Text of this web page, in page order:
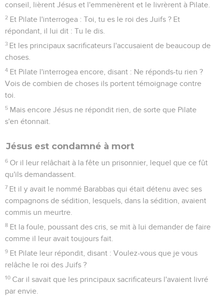
conseil, lièrent Jésus et l'emmenèrent et le livrèrent à Pilate.
2 Et Pilate l'interrogea : Toi, tu es le roi des Juifs ? Et
répondant, il lui dit : Tu le dis.
3 Et les principaux sacrificateurs l'accusaient de beaucoup de
choses.
4 Et Pilate l'interrogea encore, disant : Ne réponds-tu rien ?
Vois de combien de choses ils portent témoignage contre
toi.
5 Mais encore Jésus ne répondit rien, de sorte que Pilate
s'en étonnait.
Jésus est condamné à mort
6 Or il leur relâchait à la fête un prisonnier, lequel que ce fût
qu'ils demandassent.
7 Et il y avait le nommé Barabbas qui était détenu avec ses
compagnons de sédition, lesquels, dans la sédition, avaient
commis un meurtre.
8 Et la foule, poussant des cris, se mit à lui demander de faire
comme il leur avait toujours fait.
9 Et Pilate leur répondit, disant : Voulez-vous que je vous
relâche le roi des Juifs ?
10 Car il savait que les principaux sacrificateurs l'avaient livré
par envie.